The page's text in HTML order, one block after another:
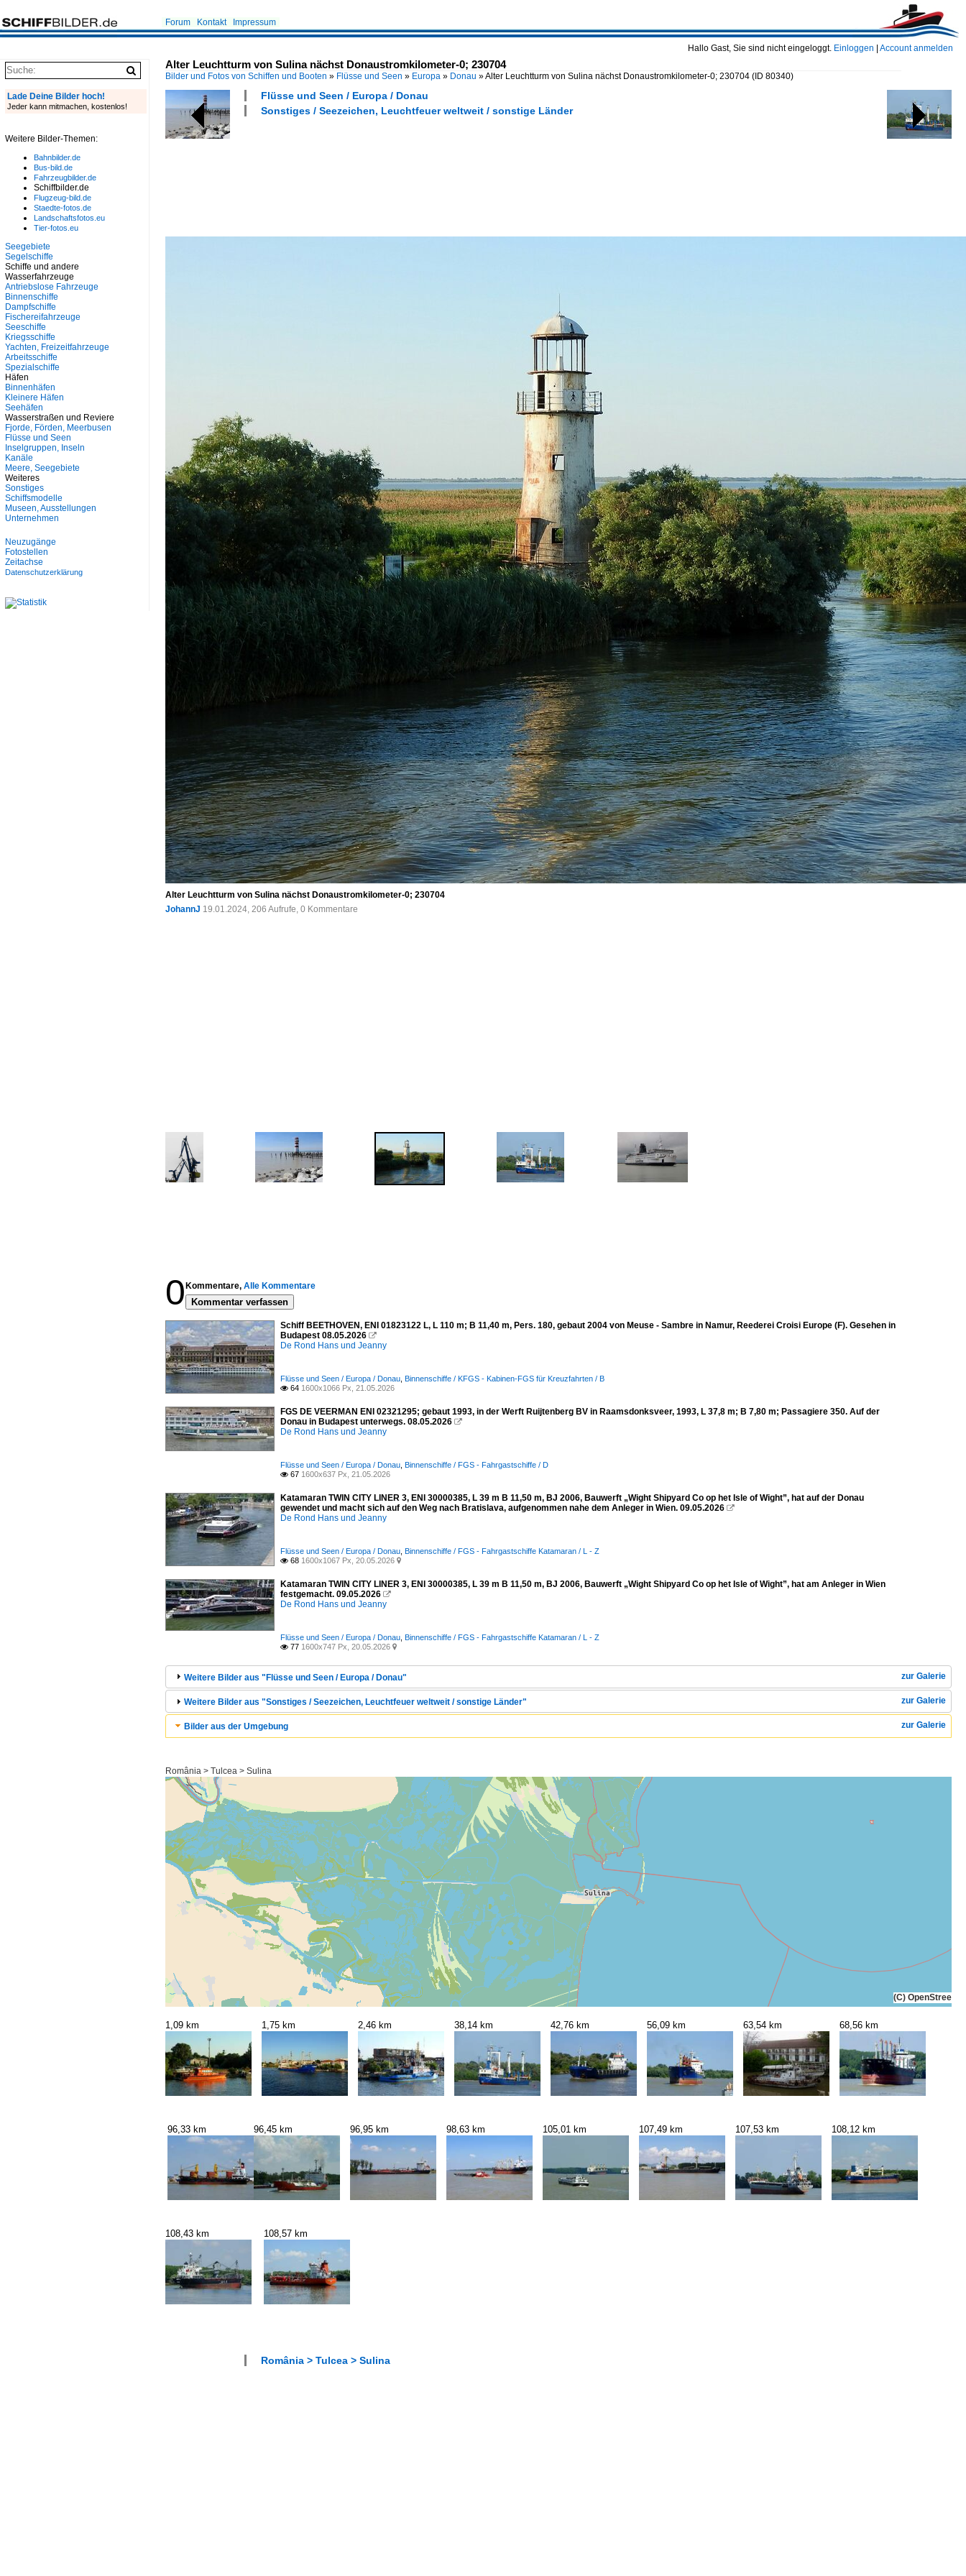
Hallo Gast, Sie sind nicht eingeloggt. Einloggen Account anmelden
Forum Kontakt Impressum
Alter Leuchtturm von Sulina nächst Donaustromkilometer-0; 230704
Bilder und Fotos von Schiffen und Booten » Flüsse und Seen » Europa » Donau »Alter Leuchtturm von Sulina nächst Donaustromkilometer-0; 230704 (ID 80340)
Flüsse und Seen / Europa / Donau
Sonstiges / Seezeichen, Leuchtfeuer weltweit / sonstige Länder
Alter Leuchtturm von Sulina nächst Donaustromkilometer-0; 230704
JohannJ 19.01.2024, 206 Aufrufe, 0 Kommentare
0 Kommentare, Alle Kommentare
Kommentar verfassen
Schiff BEETHOVEN, ENI 01823122 L, L 110 m; B 11,40 m, Pers. 180, gebaut 2004 von Meuse - Sambre in Namur, Reederei Croisi Europe (F). Gesehen in
Budapest 08.05.2026 
De Rond Hans und Jeanny
Flüsse und Seen / Europa / Donau Binnenschiffe / KFGS - Kabinen-FGS für Kreuzfahrten / B
 64 1600x1066 Px, 21.05.2026
FGS DE VEERMAN ENI 02321295; gebaut 1993, in der Werft Ruijtenberg BV in Raamsdonksveer, 1993, L 37,8 m; B 7,80 m; Passagiere 350. Auf der
Donau in Budapest unterwegs. 08.05.2026 
De Rond Hans und Jeanny
Flüsse und Seen / Europa / Donau Binnenschiffe / FGS - Fahrgastschiffe / D
 67 1600x637 Px, 21.05.2026
Katamaran TWIN CITY LINER 3, ENI 30000385, L 39 m B 11,50 m, BJ 2006, Bauwerft „Wight Shipyard Co op het Isle of Wight”, hat auf der Donau
gewendet und macht sich auf den Weg nach Bratislava, aufgenommen nahe dem Anleger in Wien. 09.05.2026 
De Rond Hans und Jeanny
Flüsse und Seen / Europa / Donau Binnenschiffe / FGS - Fahrgastschiffe Katamaran / L - Z
 68 1600x1067 Px, 20.05.2026 
Katamaran TWIN CITY LINER 3, ENI 30000385, L 39 m B 11,50 m, BJ 2006, Bauwerft „Wight Shipyard Co op het Isle of Wight”, hat am Anleger in Wien
festgemacht. 09.05.2026 
De Rond Hans und Jeanny
Flüsse und Seen / Europa / Donau Binnenschiffe / FGS - Fahrgastschiffe Katamaran / L - Z
 77 1600x747 Px, 20.05.2026 
zur Galerie
Weitere Bilder aus "Flüsse und Seen / Europa / Donau"
zur Galerie
Weitere Bilder aus "Sonstiges / Seezeichen, Leuchtfeuer weltweit / sonstige Länder"
zur Galerie
Bilder aus der Umgebung
România > Tulcea > Sulina
(C)
1,09 km 1,75 km 2,46 km 38,14 km 42,76 km 56,09 km 63,54 km 68,56 km
96,33 km 96,45 km 96,95 km 98,63 km 105,01 km 107,49 km 107,53 km 108,12 km
108,43 km 108,57 km
România > Tulcea > Sulina
Lade Deine Bilder hoch!
Jeder kann mitmachen, kostenlos!
Weitere Bilder-Themen:
Bahnbilder.de
Bus-bild.de
Fahrzeugbilder.de
Schiffbilder.de
Flugzeug-bild.de
Staedte-fotos.de
Landschaftsfotos.eu
Tier-fotos.eu
Seegebiete
Segelschiffe
Schiffe und andere
Wasserfahrzeuge
Antriebslose Fahrzeuge
Binnenschiffe
Dampfschiffe
Fischereifahrzeuge
Seeschiffe
Kriegsschiffe
Yachten, Freizeitfahrzeuge
Arbeitsschiffe
Spezialschiffe
Häfen
Binnenhäfen
Kleinere Häfen
Seehäfen
Wasserstraßen und Reviere
Fjorde, Förden, Meerbusen
Flüsse und Seen
Inselgruppen, Inseln
Kanäle
Meere, Seegebiete
Weiteres
Sonstiges
Schiffsmodelle
Museen, Ausstellungen
Unternehmen
Neuzugänge
Fotostellen
Zeitachse
Datenschutzerklärung